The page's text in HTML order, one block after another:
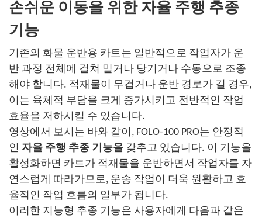
손쉬운 이동을 위한 자율 주행 추종
기능
기존의 화물 운반용 카트는 일반적으로 작업자가 운
반 과정 전체에 걸쳐 밀거나 당기거나 수동으로 조종
해야 합니다. 적재물이 무겁거나 운반 경로가 길 경우,
이는 육체적 부담을 크게 증가시키고 전반적인 작업
효율을 저하시킬 수 있습니다.
영상에서 보시는 바와 같이, FOLO-100 PRO는 안정적
인 자율 주행 추종 기능을 갖추고 있습니다. 이 기능을
활성화하면 카트가 적재물을 운반하면서 작업자를 자
연스럽게 따라가므로, 운송 작업이 더욱 원활하고 효
율적인 작업 흐름의 일부가 됩니다.
이러한 지능형 추종 기능은 사용자에게 다음과 같은